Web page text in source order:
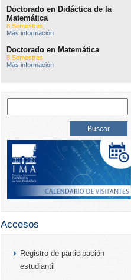
Doctorado en Didáctica de la
Matemática
8 Semestres
Más información
Doctorado en Matemática
8 Semestres
Más información
Accesos
Registro de participación
estudiantil